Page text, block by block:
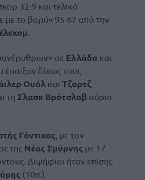
32-9 και τελικά
με το βαρύ« 95-67 από την
σε Ελλάδα και
έπαιξαν δίχως τους
Ουόλ και Τζορτζ
τη Σλασκ Βρότσλαβ αύριο
Γόντικας , με τον
της Νέας Σμύρνης με 17
Διψήφιοι ήταν επίσης
(10π.).